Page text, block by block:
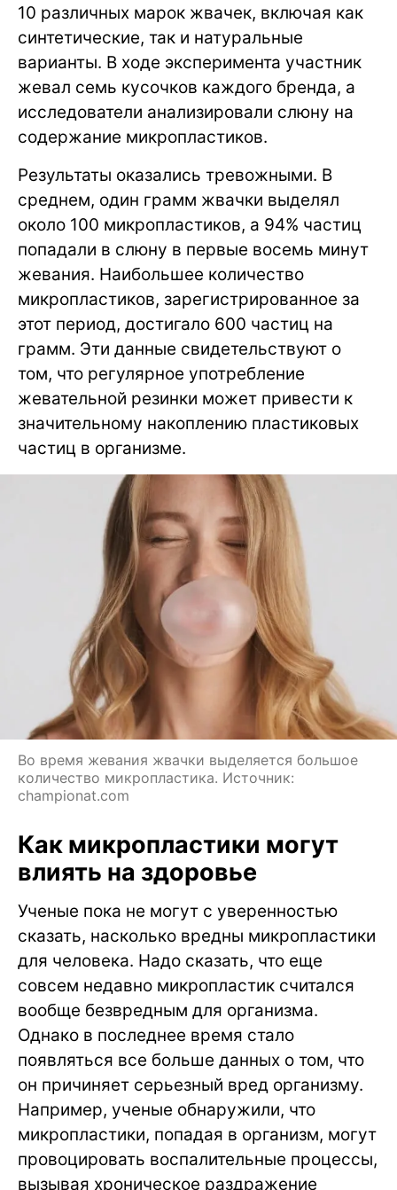
10 различных марок жвачек, включая как
синтетические, так и натуральные
варианты. В ходе эксперимента участник
жевал семь кусочков каждого бренда, а
исследователи анализировали слюну на
содержание микропластиков.
Результаты оказались тревожными. В
среднем, один грамм жвачки выделял
около 100 микропластиков, а 94% частиц
попадали в слюну в первые восемь минут
жевания. Наибольшее количество
микропластиков, зарегистрированное за
этот период, достигало 600 частиц на
грамм. Эти данные свидетельствуют о
том, что регулярное употребление
жевательной резинки может привести к
значительному накоплению пластиковых
частиц в организме.
Во время жевания жвачки выделяется большое
количество микропластика. Источник:
championat.com
Как микропластики могут
влиять на здоровье
Ученые пока не могут с уверенностью
сказать, насколько вредны микропластики
для человека. Надо сказать, что еще
совсем недавно микропластик считался
вообще безвредным для организма.
Однако в последнее время стало
появляться все больше данных о том, что
он причиняет серьезный вред организму.
Например, ученые обнаружили, что
микропластики, попадая в организм, могут
провоцировать воспалительные процессы,
вызывая хроническое раздражение